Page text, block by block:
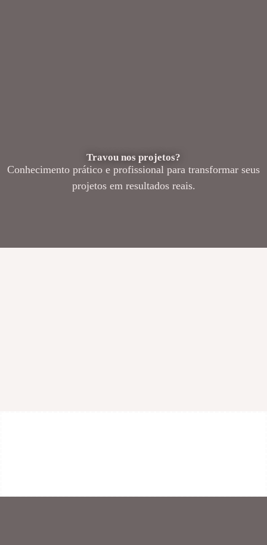
Travou nos projetos?
Conhecimento prático e profissional para transformar seus
projetos em resultados reais.